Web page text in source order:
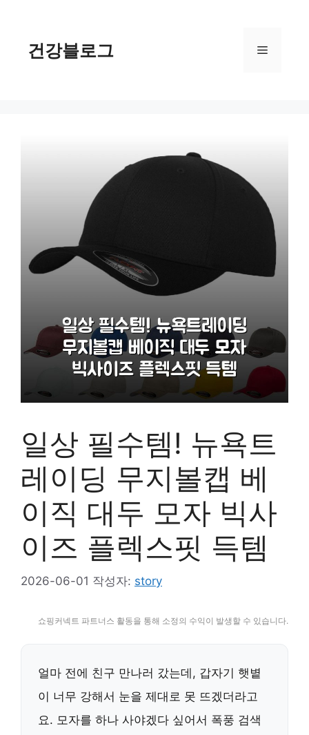
건강블로그 메
일상 필수템! 뉴욕트
레이딩 무지볼캡 베
이직 대두 모자 빅사
이즈 플렉스핏 득템
2026-06-01 작성자: story
쇼핑커넥트 파트너스 활동을 통해 소정의 수익이 발생할 수 있습니다.
얼마 전에 친구 만나러 갔는데, 갑자기 햇볕
이 너무 강해서 눈을 제대로 못 뜨겠더라고
요. 모자를 하나 사야겠다 싶어서 폭풍 검색